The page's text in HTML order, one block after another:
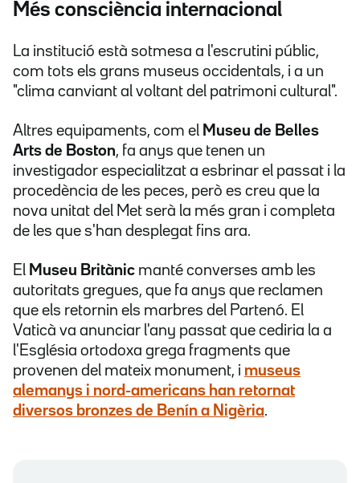
Més consciència internacional
La institució està sotmesa a l'escrutini públic,
com tots els grans museus occidentals, i a un
"clima canviant al voltant del patrimoni cultural".
Altres equipaments, com el Museu de Belles
Arts de Boston, fa anys que tenen un
investigador especialitzat a esbrinar el passat i la
procedència de les peces, però es creu que la
nova unitat del Met serà la més gran i completa
de les que s'han desplegat fins ara.
El Museu Britànic manté converses amb les
autoritats gregues, que fa anys que reclamen
que els retornin els marbres del Partenó. El
Vaticà va anunciar l'any passat que cediria la a
l'Església ortodoxa grega fragments que
provenen del mateix monument, i museus
alemanys i nord-americans han retornat
diversos bronzes de Benín a Nigèria.